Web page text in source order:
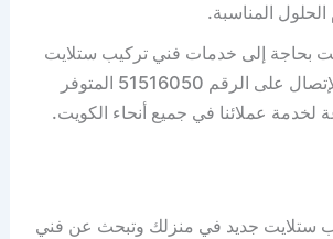
الحلول المناسبة.
بحاجة إلى خدمات فني تركيب ستلايت
الفيحاء يمكنك الإتصال على الرقم 51516050 المتوفر
لخدمة عملائنا في جميع أنحاء الكويت.
ستلايت جديد في منزلك وتبحث عن فني